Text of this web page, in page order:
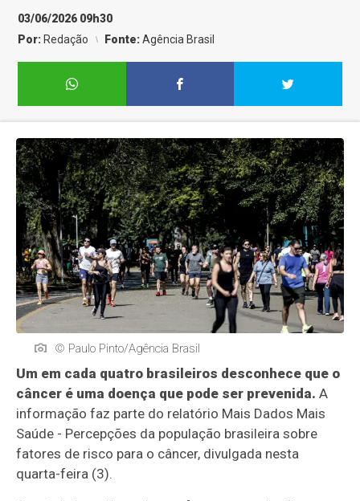
03/06/2026 09h30
Por: Redação Fonte:Agência Brasil
© Paulo Pinto/Agência Brasil
Um em cada quatro brasileiros desconhece que o
câncer é uma doença que pode ser prevenida. A
informação faz parte do relatório Mais Dados Mais
Saúde - Percepções da população brasileira sobre
fatores de risco para o câncer, divulgada nesta
quarta-feira (3).